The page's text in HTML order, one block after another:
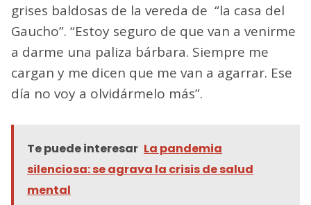
grises baldosas de la vereda de “la casa del
Gaucho”. “Estoy seguro de que van a venirme
a darme una paliza bárbara. Siempre me
cargan y me dicen que me van a agarrar. Ese
día no voy a olvidármelo más”.
Te puede interesar La pandemia
silenciosa: se agrava la crisis de salud
mental